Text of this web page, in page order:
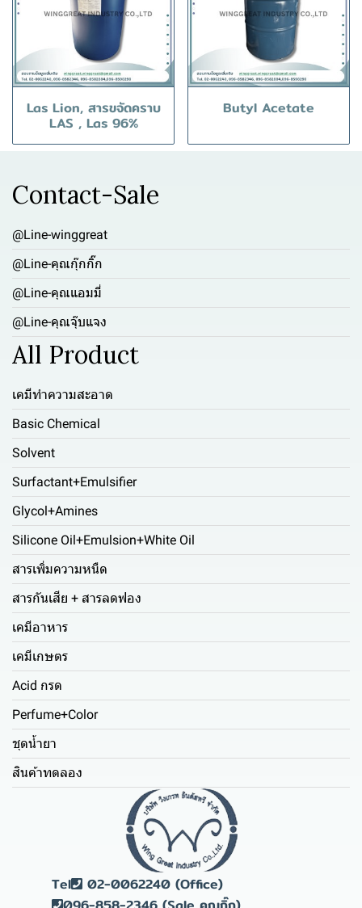
Las Lion, สารขจัดคราบ
LAS , Las 96%
Butyl Acetate
Contact-Sale
@Line-winggreat
@Line-คุณกุ๊กกิ๊ก
@Line-คุณแอมมี่
@Line-คุณจุ๊บแจง
All Product
เคมีทำความสะอาด
Basic Chemical
Solvent
Surfactant+Emulsifier
Glycol+Amines
Silicone Oil+Emulsion+White Oil
สารเพิ่มความหนืด
สารกันเสีย + สารลดฟอง
เคมีอาหาร
เคมีเกษตร
Acid กรด
Perfume+Color
ชุดน้ำยา
สินค้าทดลอง
Tel
02-0062240 (Office)